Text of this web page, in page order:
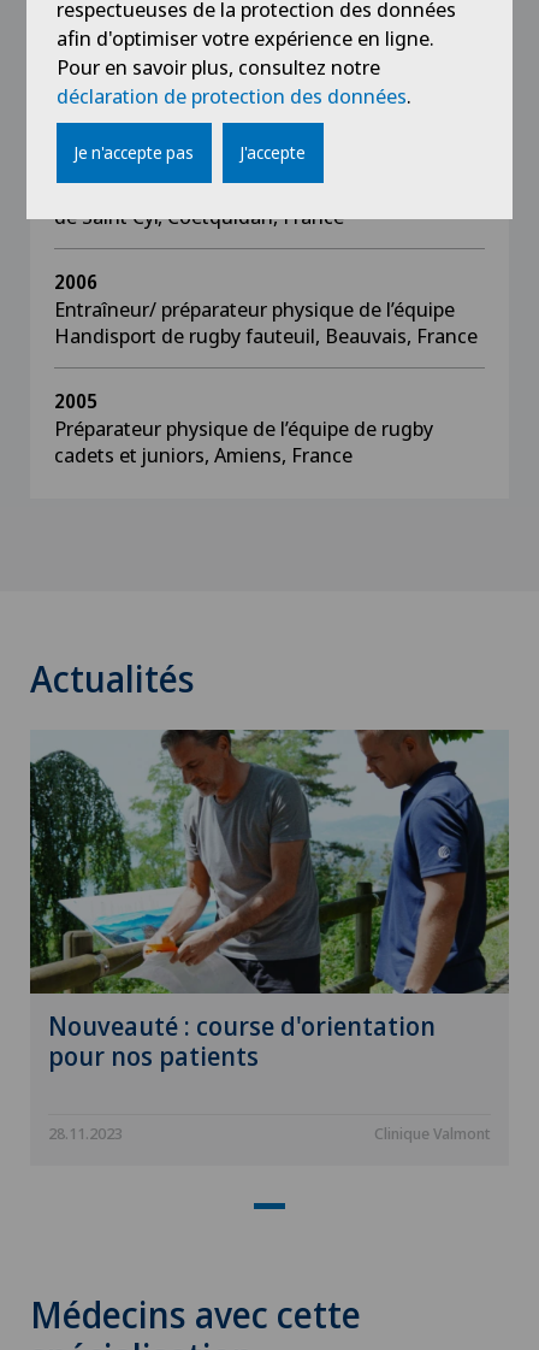
France
Intervenant en APA, centre de rééducation
fonctionnelle, Albert, France
2007
Aspirant lieutenant à l’Ecole Spéciale Militaire
de Saint Cyr, Coëtquidan, France
2006
Entraîneur/ préparateur physique de l’équipe
Handisport de rugby fauteuil, Beauvais, France
2005
Préparateur physique de l’équipe de rugby
cadets et juniors, Amiens, France
Actualités
Nouveauté : course d'orientation
pour nos patients
28.11.2023 Clinique Valmont
Médecins avec cette
respectueuses de la protection des données
afin d'optimiser votre expérience en ligne.
Pour en savoir plus, consultez notre
déclaration de protection des données.
Je n'accepte pas J'accepte